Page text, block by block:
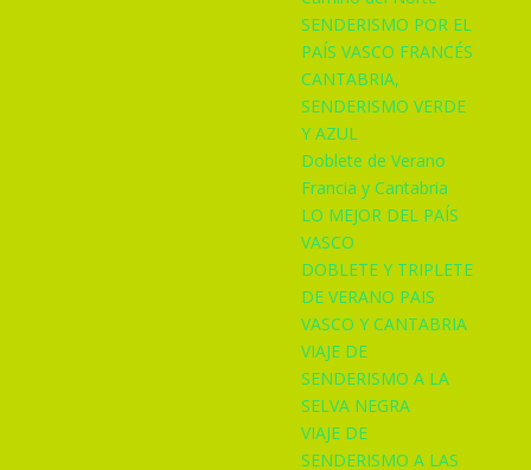
SENDERISMO POR EL
PAÍS VASCO FRANCÉS
CANTABRIA,
SENDERISMO VERDE
Y AZUL
Doblete de Verano
Francia y Cantabria
LO MEJOR DEL PAÍS
VASCO
DOBLETE Y TRIPLETE
DE VERANO PAIS
VASCO Y CANTABRIA
VIAJE DE
SENDERISMO A LA
SELVA NEGRA
VIAJE DE
SENDERISMO A LAS